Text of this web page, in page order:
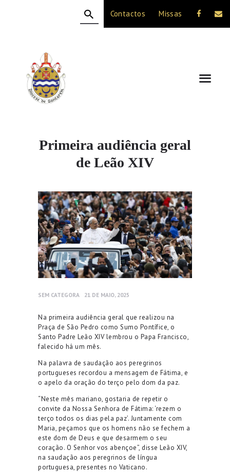
Contactos Missas
Primeira audiência geral
de Leão XIV
A DIOCESE
CELEBRAÇÃO
VIDA CRISTÃ
NOTÍCIAS
SEM CATEGORA 21 DE MAIO, 2025
Na primeira audiência geral que realizou na
Praça de São Pedro como Sumo Pontífice, o
Santo Padre Leão XIV lembrou o Papa Francisco,
falecido há um mês.
Na palavra de saudação aos peregrinos
portugueses recordou a mensagem de Fátima, e
o apelo da oração do terço pelo dom da paz.
“Neste mês mariano, gostaria de repetir o
convite da Nossa Senhora de Fátima: ‘rezem o
terço todos os dias pela paz’. Juntamente com
Maria, peçamos que os homens não se fechem a
este dom de Deus e que desarmem o seu
coração. O Senhor vos abençoe”, disse Leão XIV,
na saudação aos peregrinos de língua
portuguesa, presentes no Vaticano.